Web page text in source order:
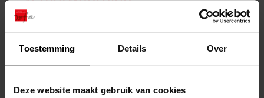
Toestemming Details Over
Deze website maakt gebruik van cookies
bouwvergunningen
omgevingsvergunningen
vergunningen
uitleg nodig?
Wij helpen u op weg met een aantal zoektips.
bekijk alle zoektips
Wij helpen u op weg met een aantal zoektips.
bekijk alle zoektips
bekijk ons geschiedenislokaal
advisering en toezicht
beleidsplan
gemeenschappelijke regeling
publiek jaarverslag
steun het archief
zoektips
Door een fout tijdens het verwerken van deze pagina is het niet